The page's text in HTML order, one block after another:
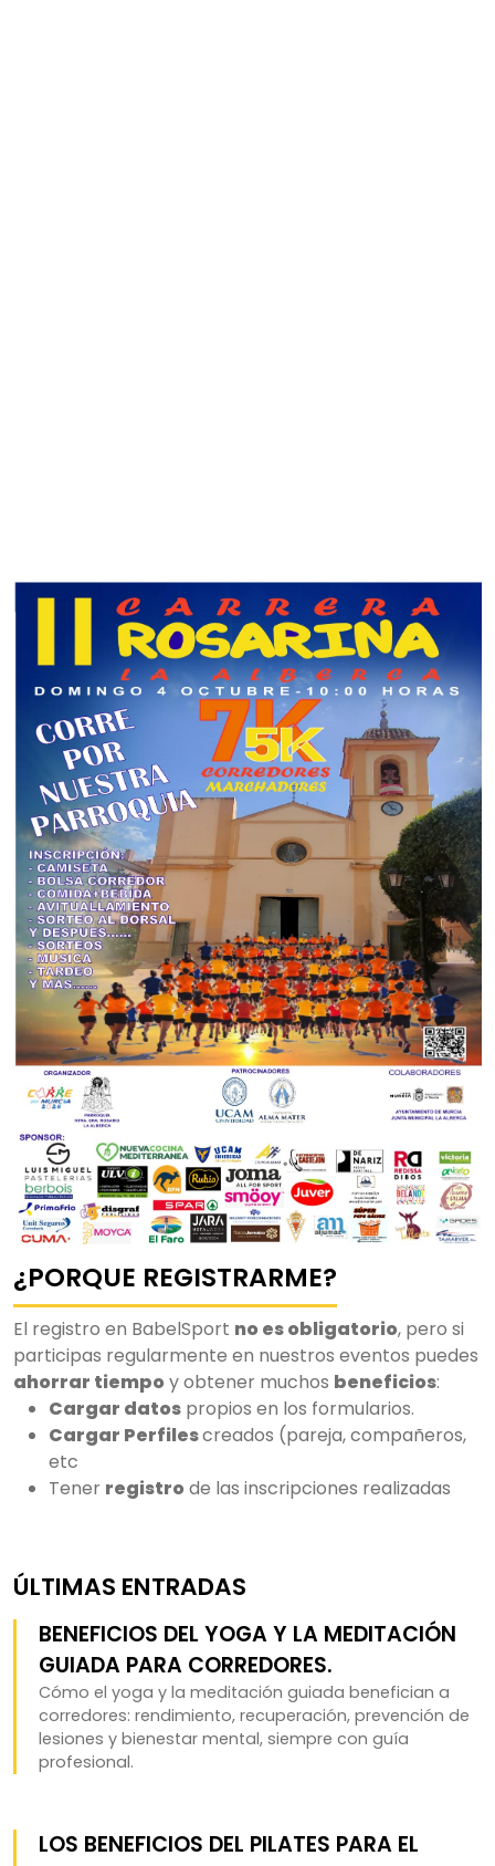
¿PORQUE REGISTRARME?
El registro en BabelSport no es obligatorio, pero si
participas regularmente en nuestros eventos puedes
ahorrar tiempo y obtener muchos beneficios:
Cargar datos propios en los formularios.
Cargar Perfilescreados (pareja, compañeros,
etc
Tener registro de las inscripciones realizadas
ÚLTIMAS ENTRADAS
BENEFICIOS DEL YOGA Y LA MEDITACIÓN
GUIADA PARA CORREDORES.
Cómo el yoga y la meditación guiada benefician a
corredores: rendimiento, recuperación, prevención de
lesiones y bienestar mental, siempre con guía
profesional.
LOS BENEFICIOS DEL PILATES PARA EL